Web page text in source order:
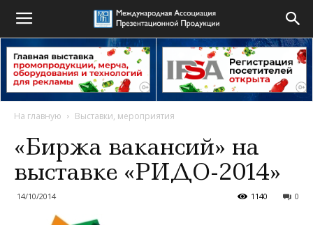
На главную Выставки, мероприятия
«Биржа вакансий» на
выставке «РИДО-2014»
14/10/2014 0
1140